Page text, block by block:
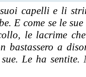
capelli e li
E come se le
le lacrime
bastassero a
Le ha sentite.